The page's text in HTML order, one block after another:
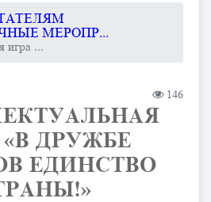
МЕРОПР...
игра ...
146
ДРУЖБЕ
ЕДИНСТВО